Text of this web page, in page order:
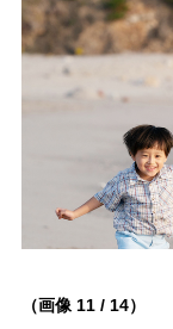
（画像 11 / 14）